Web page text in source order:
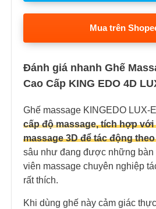
Mua trên
Đánh giá nhanh Ghế
Cao Cấp KING EDO 4D
Ghế massage KINGEDO LUX-
cấp độ massage, tích hợp với
massage 3D để tác động
sâu như đang được những bàn
viên massage chuyên nghiệp
rất thích.
Khi dùng ghế này cảm giác